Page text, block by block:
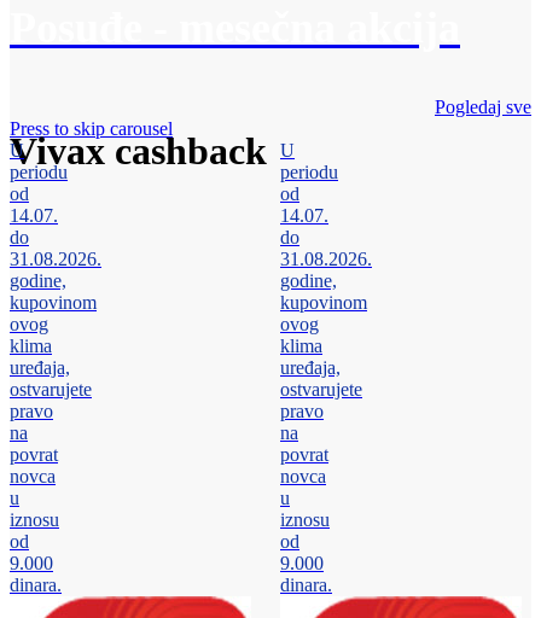
Vivax cashback
Pogledaj sve
Press to skip carousel
U
periodu
od
14.07.
do
31.08.2026.
godine,
kupovinom
ovog
klima
uređaja,
ostvarujete
pravo
na
povrat
novca
u
iznosu
od
9.000
dinara.
U
periodu
od
14.07.
do
31.08.2026.
godine,
kupovinom
ovog
klima
uređaja,
ostvarujete
pravo
na
povrat
novca
u
iznosu
od
9.000
dinara.